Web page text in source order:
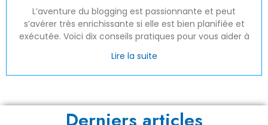
L’aventure du blogging est passionnante et peut
s’avérer très enrichissante si elle est bien planifiée et
exécutée. Voici dix conseils pratiques pour vous aider à
Lire la suite